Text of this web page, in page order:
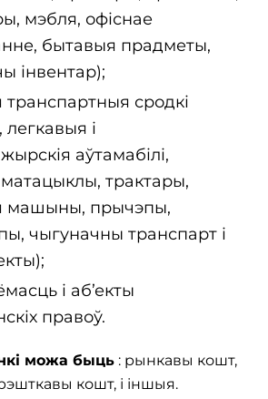
мэбля, офіснае
бытавыя прадметы,
інвентар);
сродкі
легкавыя і
аўтамабілі,
трактары,
машыны, прычэпы,
чыгуначны транспарт і
і аб’екты
правоў.
можа быць : рынкавы кошт,
кошт, і іншыя.